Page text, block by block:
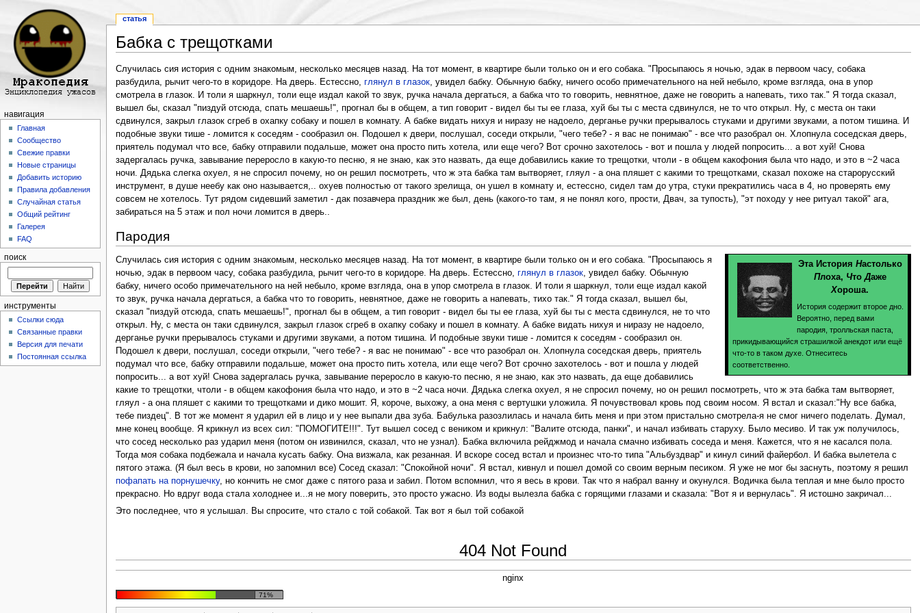
Бабка с трещотками
Случилась сия история с одним знакомым, несколько месяцев назад. На тот момент, в квартире были только он и его собака. "Просыпаюсь я ночью, эдак в первоом часу, собака
разбудила, рычит чего-то в коридоре. На дверь. Естессно, глянул в глазок, увидел бабку. Обычную бабку, ничего особо примечательного на ней небыло, кроме взгляда, она в упор
смотрела в глазок. И толи я шаркнул, толи еще издал какой то звук, ручка начала дергаться, а бабка что то говорить, невнятное, даже не говорить а напевать, тихо так." Я тогда сказал,
вышел бы, сказал "пиздуй отсюда, спать мешаешь!", прогнал бы в общем, а тип говорит - видел бы ты ее глаза, хуй бы ты с места сдвинулся, не то что открыл. Ну, с места он таки
сдвинулся, закрыл глазок сгреб в охапку собаку и пошел в комнату. А бабке видать нихуя и ниразу не надоело, дерганье ручки прерывалось стуками и другими звуками, а потом тишина. И
подобные звуки тише - ломится к соседям - сообразил он. Подошел к двери, послушал, соседи открыли, "чего тебе? - я вас не понимаю" - все что разобрал он. Хлопнула соседская дверь,
приятель подумал что все, бабку отправили подальше, может она просто пить хотела, или еще чего? Вот срочно захотелось - вот и пошла у людей попросить... а вот хуй! Снова
задергалась ручка, завывание переросло в какую-то песню, я не знаю, как это назвать, да еще добавились какие то трещотки, чтоли - в общем какофония была что надо, и это в ~2 часа
ночи. Дядька слегка охуел, я не спросил почему, но он решил посмотреть, что ж эта бабка там вытворяет, гляул - а она пляшет с какими то трещотками, сказал похоже на старорусский
инструмент, в душе неебу как оно называется,.. охуев полностью от такого зрелища, он ушел в комнату и, естессно, сидел там до утра, стуки прекратились часа в 4, но проверять ему
совсем не хотелось. Тут рядом сидевший заметил - дак позавчера праздник же был, день (какого-то там, я не понял кого, прости, Двач, за тупость), "эт походу у нее ритуал такой" ага,
забираться на 5 этаж и пол ночи ломится в дверь..
Пародия
Эта История Настолько
Плоха, ЧтоДаже
Хороша.
История содержит второе дно.
Вероятно, перед вами
пародия, тролльская паста,
прикидывающийся страшилкой анекдот или ещё
что-то в таком духе. Отнеситесь
соответственно.
Случилась сия история с одним знакомым, несколько месяцев назад. На тот момент, в квартире были только он и его собака. "Просыпаюсь я
ночью, эдак в первоом часу, собака разбудила, рычит чего-то в коридоре. На дверь. Естессно, глянул в глазок, увидел бабку. Обычную
бабку, ничего особо примечательного на ней небыло, кроме взгляда, она в упор смотрела в глазок. И толи я шаркнул, толи еще издал какой
то звук, ручка начала дергаться, а бабка что то говорить, невнятное, даже не говорить а напевать, тихо так." Я тогда сказал, вышел бы,
сказал "пиздуй отсюда, спать мешаешь!", прогнал бы в общем, а тип говорит - видел бы ты ее глаза, хуй бы ты с места сдвинулся, не то что
открыл. Ну, с места он таки сдвинулся, закрыл глазок сгреб в охапку собаку и пошел в комнату. А бабке видать нихуя и ниразу не надоело,
дерганье ручки прерывалось стуками и другими звуками, а потом тишина. И подобные звуки тише - ломится к соседям - сообразил он.
Подошел к двери, послушал, соседи открыли, "чего тебе? - я вас не понимаю" - все что разобрал он. Хлопнула соседская дверь, приятель
подумал что все, бабку отправили подальше, может она просто пить хотела, или еще чего? Вот срочно захотелось - вот и пошла у людей
попросить... а вот хуй! Снова задергалась ручка, завывание переросло в какую-то песню, я не знаю, как это назвать, да еще добавились
какие то трещотки, чтоли - в общем какофония была что надо, и это в ~2 часа ночи. Дядька слегка охуел, я не спросил почему, но он решил посмотреть, что ж эта бабка там вытворяет,
гляул - а она пляшет с какими то трещотками и дико мошит. Я, короче, выхожу, а она меня с вертушки уложила. Я почувствовал кровь под своим носом. Я встал и сказал:"Ну все бабка,
тебе пиздец". В тот же момент я ударил ей в лицо и у нее выпали два зуба. Бабулька разозлилась и начала бить меня и при этом пристально смотрела-я не смог ничего поделать. Думал,
мне конец вообще. Я крикнул из всех сил: "ПОМОГИТЕ!!!". Тут вышел сосед с веником и крикнул: "Валите отсюда, панки", и начал избивать старуху. Было месиво. И так уж получилось,
что сосед несколько раз ударил меня (потом он извинился, сказал, что не узнал). Бабка включила рейджмод и начала смачно избивать соседа и меня. Кажется, что я не касался пола.
Тогда моя собака подбежала и начала кусать бабку. Она визжала, как резанная. И вскоре сосед встал и произнес что-то типа "Альбуздвар" и кинул синий файербол. И бабка вылетела с
пятого этажа. (Я был весь в крови, но запомнил все) Сосед сказал: "Спокойной ночи". Я встал, кивнул и пошел домой со своим верным песиком. Я уже не мог бы заснуть, поэтому я решил
пофапать на порнушечку, но кончить не смог даже с пятого раза и забил. Потом вспомнил, что я весь в крови. Так что я набрал ванну и окунулся. Водичка была теплая и мне было просто
прекрасно. Но вдруг вода стала холоднее и...я не могу поверить, это просто ужасно. Из воды вылезла бабка с горящими глазами и сказала: "Вот я и вернулась". Я истошно закричал...
Это последнее, что я услышал. Вы спросите, что стало с той собакой. Так вот я был той собакой
404 Not Found
nginx
71%
статья
навигация
Главная
Сообщество
Свежие правки
Новые страницы
Добавить историю
Правила добавления
Случайная статья
Общий рейтинг
Галерея
FAQ
поиск
инструменты
Ссылки сюда
Связанные правки
Версия для печати
Постоянная ссылка